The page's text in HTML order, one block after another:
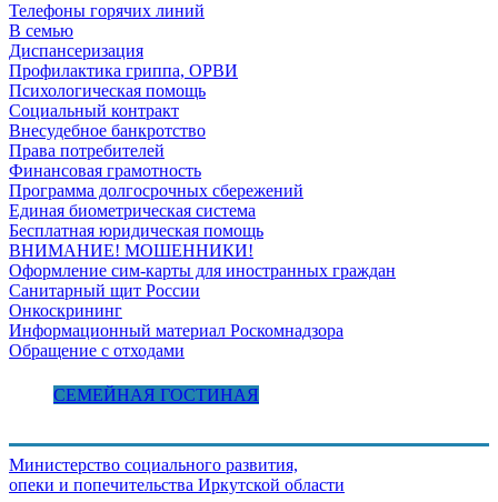
Телефоны горячих линий
В семью
Диспансеризация
Профилактика гриппа, ОРВИ
Психологическая помощь
Социальный контракт
Внесудебное банкротство
Права потребителей
Финансовая грамотность
Программа долгосрочных сбережений
Единая биометрическая система
Бесплатная юридическая помощь
ВНИМАНИЕ! МОШЕННИКИ!
Оформление сим-карты для иностранных граждан
Санитарный щит России
Онкоскрининг
Информационный материал Роскомнадзора
Обращение с отходами
СЕМЕЙНАЯ ГОСТИНАЯ
Министерство социального развития,
опеки и попечительства Иркутской области